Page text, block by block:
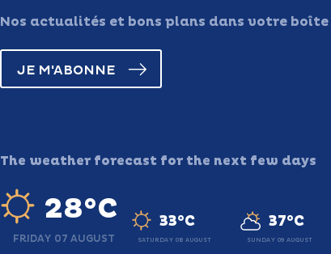
Nos actualités et bons plans dans votre
JE M'ABONNE
The weather forecast for the next few days
28°C
FRIDAY 07 AUGUST
33°C
SATURDAY 08 AUGUST
37°C
SUNDAY 09 AUGUST